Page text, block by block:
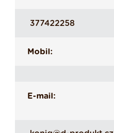
377422258
Mobil:
E-mail: